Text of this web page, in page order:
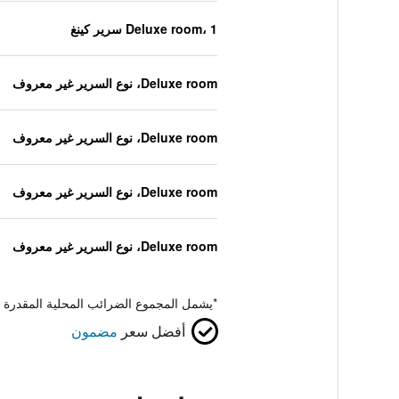
Deluxe room، 1 سرير كينغ
Deluxe room، نوع السرير غير معروف
Deluxe room، نوع السرير غير معروف
Deluxe room، نوع السرير غير معروف
Deluxe room، نوع السرير غير معروف
*يشمل المجموع الضرائب المحلية
أفضل سعر مضمون